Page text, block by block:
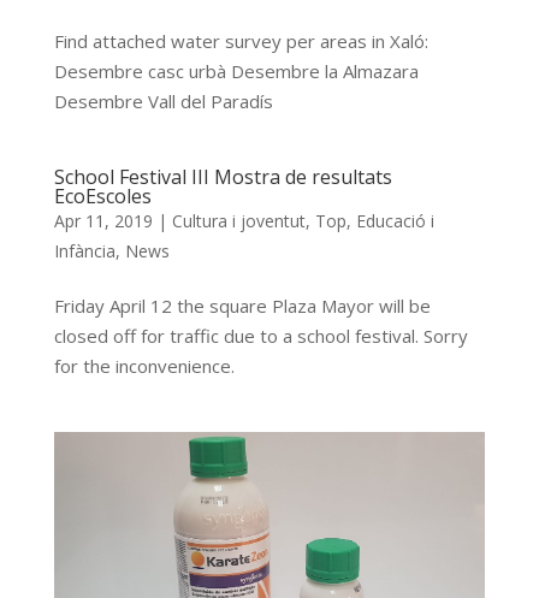
Find attached water survey per areas in Xaló:
Desembre casc urbà Desembre la Almazara
Desembre Vall del Paradís
School Festival III Mostra de resultats
EcoEscoles
Apr 11, 2019 | Cultura i joventut, Top, Educació i
Infància, News
Friday April 12 the square Plaza Mayor will be
closed off for traffic due to a school festival. Sorry
for the inconvenience.